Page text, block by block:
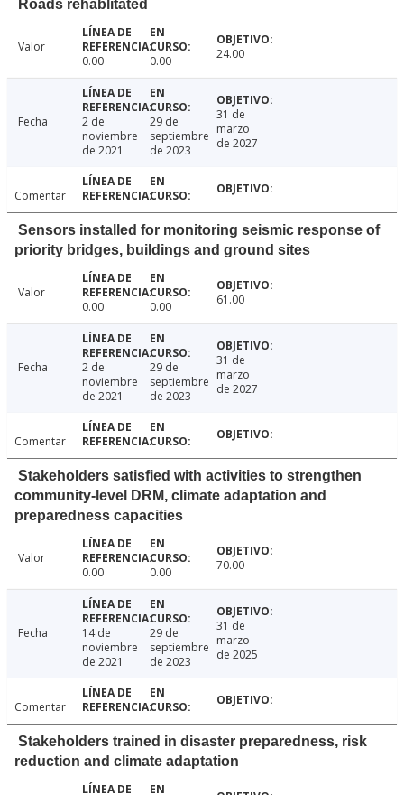
Roads rehablitated
Valor
0.00
0.00 24.00
Fecha
2 de
noviembre
de 2021
29 de
septiembre
de 2023
31 de
marzo
de 2027
Comentar
Sensors installed for monitoring seismic response of
priority bridges, buildings and ground sites
Valor
0.00
0.00 61.00
Fecha
2 de
noviembre
de 2021
29 de
septiembre
de 2023
31 de
marzo
de 2027
Comentar
Stakeholders satisfied with activities to strengthen
community-level DRM, climate adaptation and
preparedness capacities
Valor
0.00
0.00 70.00
Fecha
14 de
noviembre
de 2021
29 de
septiembre
de 2023
31 de
marzo
de 2025
Comentar
Stakeholders trained in disaster preparedness, risk
reduction and climate adaptation